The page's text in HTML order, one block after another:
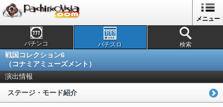
メニュー
パチンコ パチスロ 検索
戦国コレクション6
（コナミアミューズメント）
演出情報
ステージ・モード紹介